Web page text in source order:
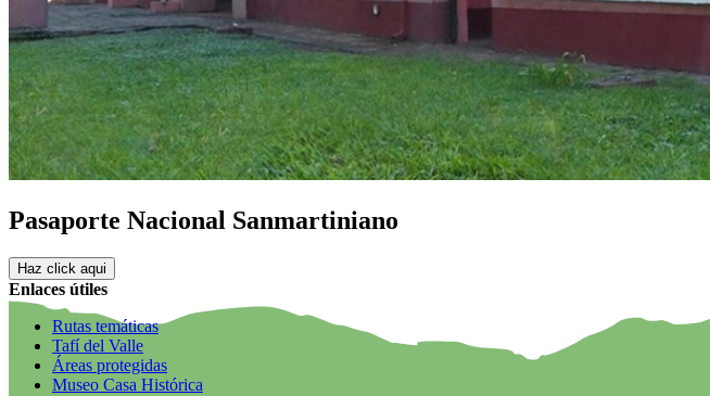
Pasaporte Nacional Sanmartiniano
Haz click aqui
Enlaces útiles
Rutas temáticas
Tafí del Valle
Áreas protegidas
Museo Casa Histórica